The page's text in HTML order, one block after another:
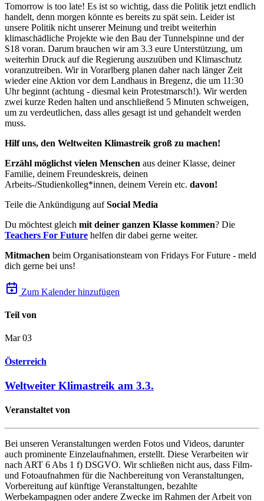
Tomorrow is too late! Es ist so wichtig, dass die Politik jetzt endlich
handelt, denn morgen könnte es bereits zu spät sein. Leider ist
unsere Politik nicht unserer Meinung und treibt weiterhin
klimaschädliche Projekte wie den Bau der Tunnelspinne und der
S18 voran. Darum brauchen wir am 3.3 eure Unterstützung, um
weiterhin Druck auf die Regierung auszuüben und Klimaschutz
voranzutreiben. Wir in Vorarlberg planen daher nach länger Zeit
wieder eine Aktion vor dem Landhaus in Bregenz, die um 11:30
Uhr beginnt (achtung - diesmal kein Protestmarsch!). Wir werden
zwei kurze Reden halten und anschließend 5 Minuten schweigen,
um zu verdeutlichen, dass alles gesagt ist und gehandelt werden
muss.
Hilf uns, den Weltweiten Klimastreik groß zu machen!
Erzähl möglichst vielen Menschen aus deiner Klasse, deiner
Familie, deinem Freundeskreis, deinen
Arbeits-/Studienkolleg*innen, deinem Verein etc. davon!
Teile die Ankündigung aufSocial Media
Du möchtest gleich mit deiner ganzen Klasse kommen? Die
Teachers For Future helfen dir dabei gerne weiter.
Mitmachen beim Organisationsteam von Fridays For Future - meld
dich gerne bei uns!
Zum Kalender hinzufügen
Teil von
Mar 03
Österreich
Weltweiter Klimastreik am 3.3.
Veranstaltet von
Bei unseren Veranstaltungen werden Fotos und Videos, darunter
auch prominente Einzelaufnahmen, erstellt. Diese Verarbeiten wir
nach ART 6 Abs 1 f) DSGVO. Wir schließen nicht aus, dass Film-
und Fotoaufnahmen für die Nachbereitung von Veranstaltungen,
Vorbereitung auf künftige Veranstaltungen, bezahlte
Werbekampagnen oder andere Zwecke im Rahmen der Arbeit von